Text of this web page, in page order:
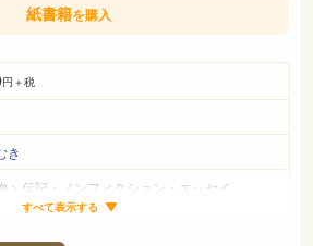
円＋税
き
> 伝記・ノンフィクション・エッセイ
すべて表示する
紙書籍を購入